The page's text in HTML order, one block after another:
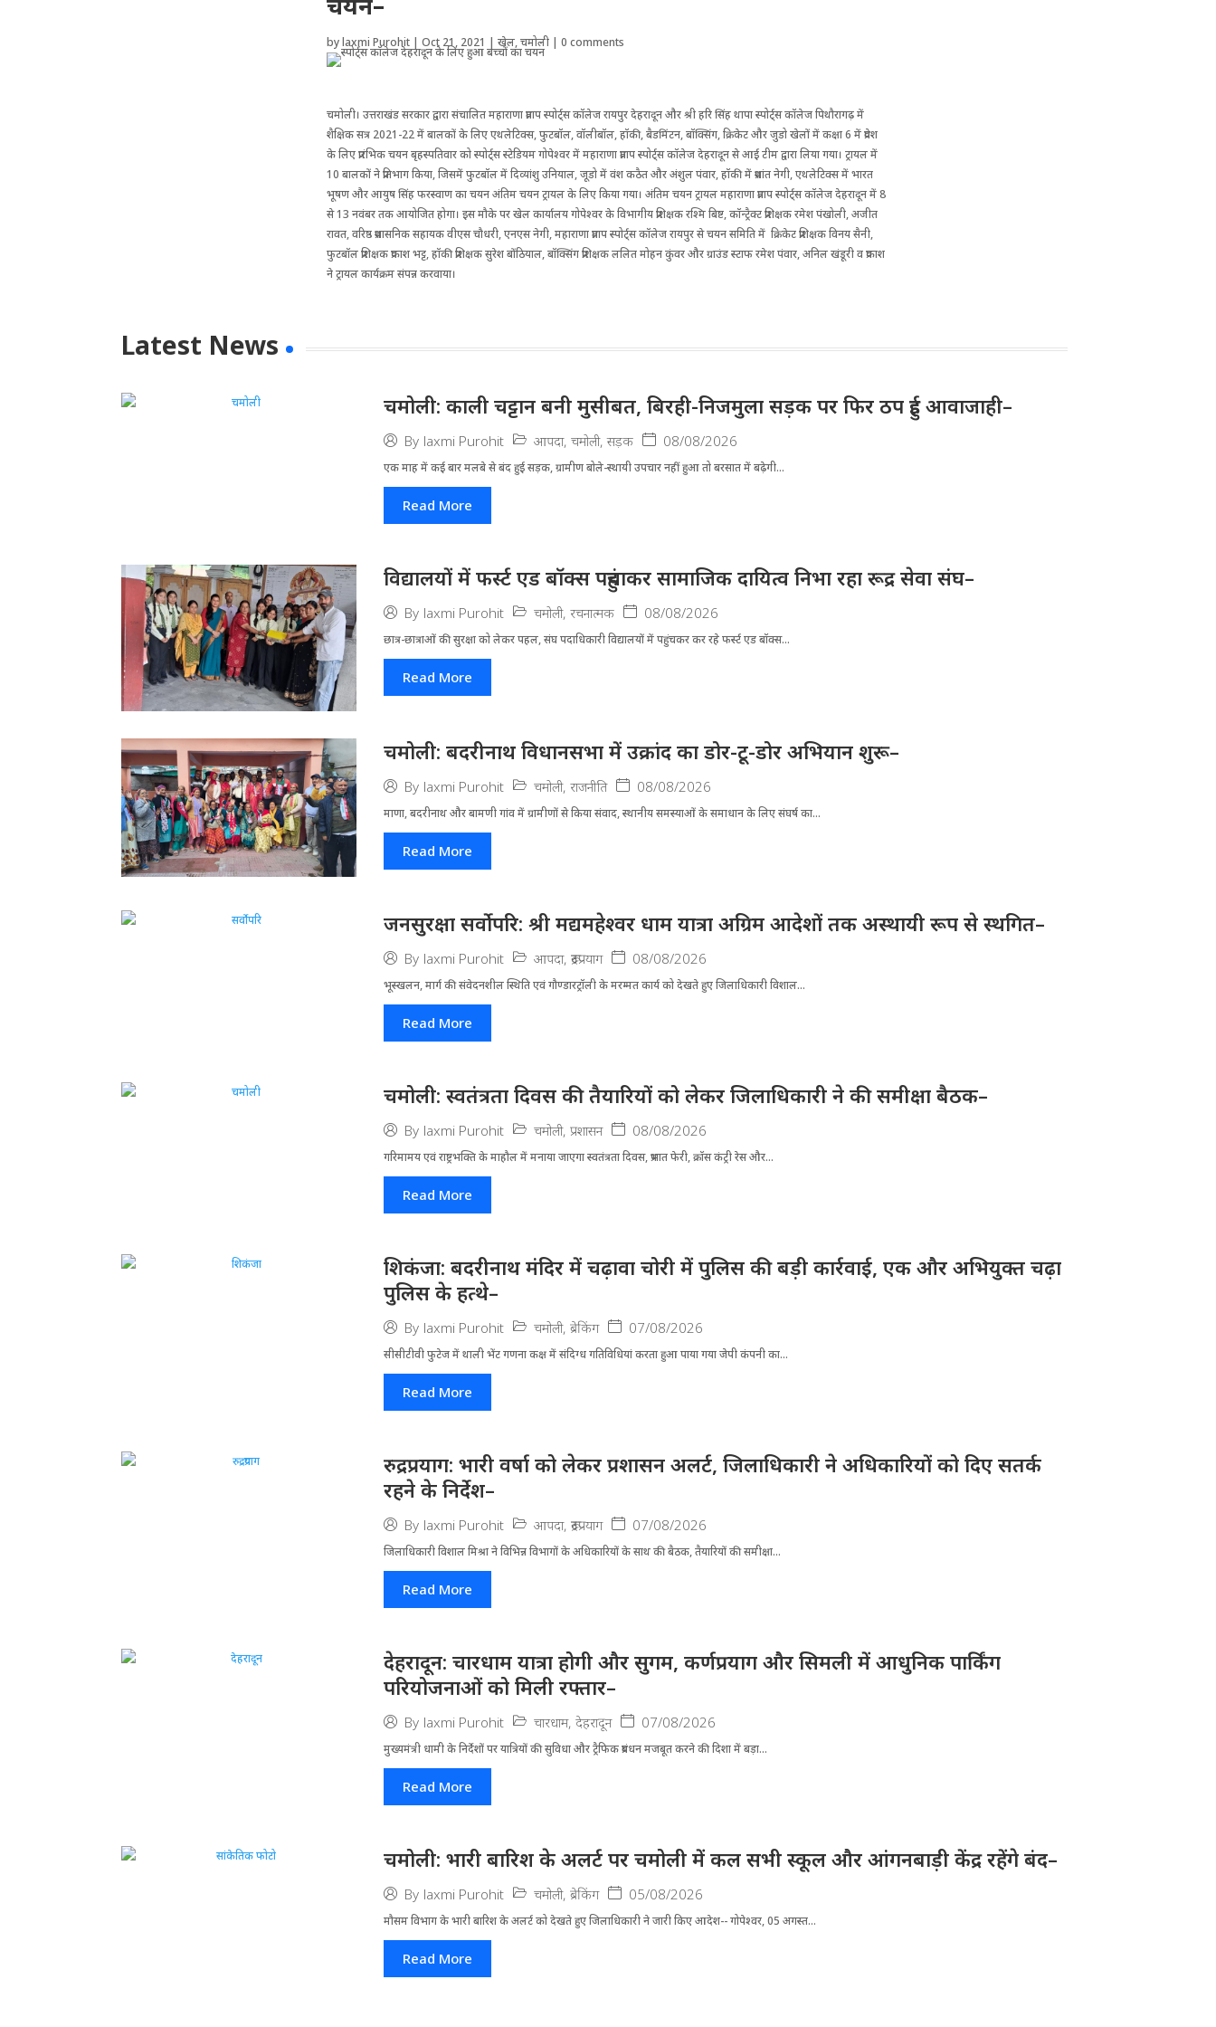
bylaxmi Purohit |Oct 21, 2021 |खेल,चमोली |0 comments
चमोली। उत्तराखंड सरकार द्वारा संचालित महाराणा प्रताप स्पोर्ट्स कॉलेज रायपुर देहरादून और श्री हरि सिंह थापा स्पोर्ट्स कॉलेज पिथौरागढ़ में
शैक्षिक सत्र 2021-22 में बालकों के लिए एथलेटिक्स, फुटबॉल, वॉलीबॉल, हॉकी, बैडमिंटन, बॉक्सिंग, क्रिकेट और जुडो खेलों में कक्षा 6 में प्रवेश
के लिए प्रारंभिक चयन बृहस्पतिवार को स्पोर्ट्स स्टेडियम गोपेश्वर में महाराणा प्रताप स्पोर्ट्स कॉलेज देहरादून से आई टीम द्वारा लिया गया। ट्रायल में
10 बालकों ने प्रतिभाग किया, जिसमें फुटबॉल में दिव्यांशु उनियाल, जूडो में वंश कठैत और अंशुल पंवार, हॉकी में प्रशांत नेगी, एथलेटिक्स में भारत
भूषण और आयुष सिंह फरस्वाण का चयन अंतिम चयन ट्रायल के लिए किया गया। अंतिम चयन ट्रायल महाराणा प्रताप स्पोर्ट्स कॉलेज देहरादून में 8
से 13 नवंबर तक आयोजित होगा। इस मौके पर खेल कार्यालय गोपेश्वर के विभागीय प्रशिक्षक रश्मि बिष्ट, कॉन्ट्रैक्ट प्रशिक्षक रमेश पंखोली, अजीत
रावत, वरिष्ठ प्रशासनिक सहायक वीएस चौधरी, एनएस नेगी, महाराणा प्रताप स्पोर्ट्स कॉलेज रायपुर से चयन समिति में क्रिकेट प्रशिक्षक विनय सैनी,
फुटबॉल प्रशिक्षक प्रकाश भट्ट, हॉकी प्रशिक्षक सुरेश बोंठियाल, बॉक्सिंग प्रशिक्षक ललित मोहन कुंवर और ग्राउंड स्टाफ रमेश पंवार, अनिल खंडूरी व प्रकाश
ने ट्रायल कार्यक्रम संपन्न करवाया।
Latest News
चमोली: काली चट्टान बनी मुसीबत, बिरही-निजमुला सड़क पर फिर ठप हुई आवाजाही–
By laxmi Purohit आपदा, चमोली, सड़क 08/08/2026
एक माह में कई बार मलबे से बंद हुई सड़क, ग्रामीण बोले-स्थायी उपचार नहीं हुआ तो बरसात में बढ़ेगी...
Read More
विद्यालयों में फर्स्ट एड बॉक्स पहुंचाकर सामाजिक दायित्व निभा रहा रूद्र सेवा संघ–
By laxmi Purohit चमोली, रचनात्मक 08/08/2026
छात्र-छात्राओं की सुरक्षा को लेकर पहल, संघ पदाधिकारी विद्यालयों में पहुंचकर कर रहे फर्स्ट एड बॉक्स...
Read More
चमोली: बदरीनाथ विधानसभा में उक्रांद का डोर-टू-डोर अभियान शुरू–
By laxmi Purohit चमोली, राजनीति 08/08/2026
माणा, बदरीनाथ और बामणी गांव में ग्रामीणों से किया संवाद, स्थानीय समस्याओं के समाधान के लिए संघर्ष का...
Read More
जनसुरक्षा सर्वोपरि: श्री मद्यमहेश्वर धाम यात्रा अग्रिम आदेशों तक अस्थायी रूप से स्थगित–
By laxmi Purohit आपदा, रूद्रप्रयाग 08/08/2026
भूस्खलन, मार्ग की संवेदनशील स्थिति एवं गौण्डारट्रॉली के मरम्मत कार्य को देखते हुए जिलाधिकारी विशाल...
Read More
चमोली: स्वतंत्रता दिवस की तैयारियों को लेकर जिलाधिकारी ने की समीक्षा बैठक–
By laxmi Purohit चमोली, प्रशासन 08/08/2026
गरिमामय एवं राष्ट्रभक्ति के माहौल में मनाया जाएगा स्वतंत्रता दिवस, प्रभात फेरी, क्रॉस कंट्री रेस और...
Read More
​शिकंजा: बदरीनाथ मंदिर में चढ़ावा चोरी में पुलिस की बड़ी कार्रवाई, एक और अभियुक्त चढ़ा
पुलिस के हत्थे–
By laxmi Purohit चमोली, ब्रेकिंग 07/08/2026
सीसीटीवी फुटेज में थाली भेंट गणना कक्ष में संदिग्ध गतिविधियां करता हुआ पाया गया जेपी कंपनी का...
Read More
रुद्रप्रयाग: भारी वर्षा को लेकर प्रशासन अलर्ट, जिलाधिकारी ने अधिकारियों को दिए सतर्क
रहने के निर्देश–
By laxmi Purohit आपदा, रूद्रप्रयाग 07/08/2026
जिला​धिकारी विशाल मिश्रा ने वि​भिन्न विभागों के अ​धिकारियों के साथ की बैठक, तैयारियों की समीक्षा...
Read More
देहरादून: चारधाम यात्रा होगी और सुगम, कर्णप्रयाग और सिमली में आधुनिक पार्किंग
परियोजनाओं को मिली रफ्तार–
By laxmi Purohit चारधाम, देहरादून 07/08/2026
मुख्यमंत्री धामी के निर्देशों पर यात्रियों की सुविधा और ट्रैफिक प्रबंधन मजबूत करने की दिशा में बड़ा...
Read More
चमोली: भारी बारिश के अलर्ट पर चमोली में कल सभी स्कूल और आंगनबाड़ी केंद्र रहेंगे बंद–
By laxmi Purohit चमोली, ब्रेकिंग 05/08/2026
मौसम विभाग के भारी बारिश के अलर्ट को देखते हुए जिला​धिकारी ने जारी किए आदेश-- गोपेश्वर, 05 अगस्त...
Read More